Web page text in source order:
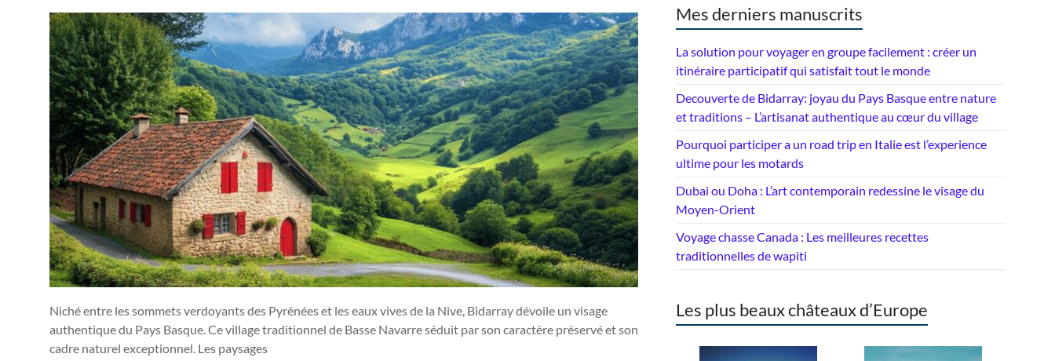
Niché entre les sommets verdoyants des Pyrénées et les eaux vives de la Nive, Bidarray dévoile un visage
authentique du Pays Basque. Ce village traditionnel de Basse Navarre séduit par son caractère préservé et son
cadre naturel exceptionnel. Les paysages
Mes derniers manuscrits
La solution pour voyager en groupe facilement : créer un
itinéraire participatif qui satisfait tout le monde
Decouverte de Bidarray: joyau du Pays Basque entre nature
et traditions – L’artisanat authentique au cœur du village
Pourquoi participer a un road trip en Italie est l’experience
ultime pour les motards
Dubai ou Doha : L’art contemporain redessine le visage du
Moyen-Orient
Voyage chasse Canada : Les meilleures recettes
traditionnelles de wapiti
Les plus beaux châteaux d’Europe